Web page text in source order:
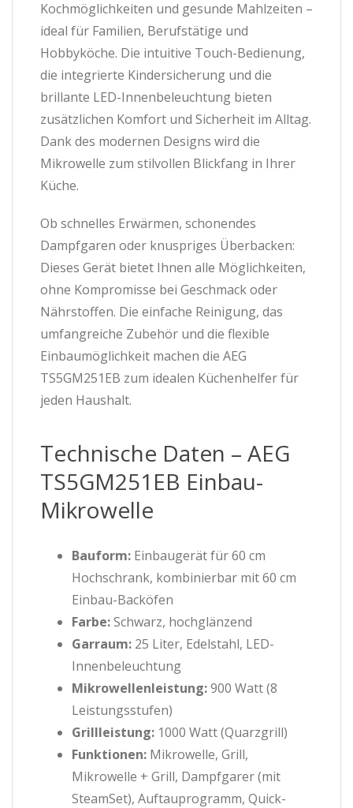
Kochmöglichkeiten und gesunde Mahlzeiten –
ideal für Familien, Berufstätige und
Hobbyköche. Die intuitive Touch-Bedienung,
die integrierte Kindersicherung und die
brillante LED-Innenbeleuchtung bieten
zusätzlichen Komfort und Sicherheit im Alltag.
Dank des modernen Designs wird die
Mikrowelle zum stilvollen Blickfang in Ihrer
Küche.
Ob schnelles Erwärmen, schonendes
Dampfgaren oder knuspriges Überbacken:
Dieses Gerät bietet Ihnen alle Möglichkeiten,
ohne Kompromisse bei Geschmack oder
Nährstoffen. Die einfache Reinigung, das
umfangreiche Zubehör und die flexible
Einbaumöglichkeit machen die AEG
TS5GM251EB zum idealen Küchenhelfer für
jeden Haushalt.
Technische Daten – AEG
TS5GM251EB Einbau-
Mikrowelle
Bauform: Einbaugerät für 60 cm
Hochschrank, kombinierbar mit 60 cm
Einbau-Backöfen
Farbe:Schwarz, hochglänzend
Garraum: 25 Liter, Edelstahl, LED-
Innenbeleuchtung
Mikrowellenleistung:900 Watt (8
Leistungsstufen)
Grillleistung: 1000 Watt (Quarzgrill)
Funktionen: Mikrowelle, Grill,
Mikrowelle + Grill, Dampfgarer (mit
SteamSet), Auftauprogramm, Quick-